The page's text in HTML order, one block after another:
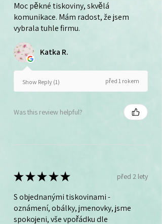
Moc pěkné tiskoviny, skvělá
komunikace. Mám radost, že jsem
vybrala tuhle firmu.
Katka R.
Show Reply (1) před 1 rokem
Was this review helpful?
★★★★★ před 2 lety
S objednanými tiskovinami -
oznámení, obálky, jmenovky, jsme
spokojeni, vše vpořádku dle